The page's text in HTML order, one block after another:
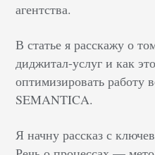
агентства.
В статье я расскажу о
диджитал-услуг и как
оптимизировать работу
SEMANTICA.
Я начну рассказ с